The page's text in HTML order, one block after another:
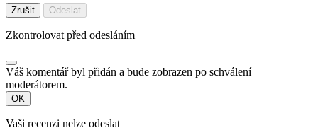
Zrušit Odeslat
Zkontrolovat před odesláním
Váš komentář byl přidán a bude zobrazen po schválení
moderátorem.
OK
Vaši recenzi nelze odeslat